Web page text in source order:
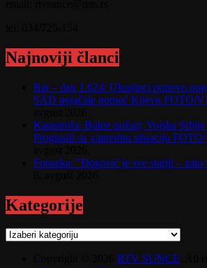
Najnoviji članci
Rat – dan 1.624: Ukrajinci ponovo
SAD pojačale pomoć Kijevu FOTO/
Katastrofa: Bukte požari; Vojska
Proglasili su vanrednu situaciju
Fonseka: "Đoković je sve stariji – zato
Kategorije
Kategorije
RTV SUNCE